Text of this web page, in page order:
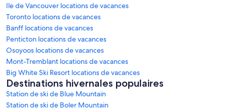
Ile de Vancouver locations de vacances
Toronto locations de vacances
Banff locations de vacances
Penticton locations de vacances
Osoyoos locations de vacances
Mont-Tremblant locations de vacances
Big White Ski Resort locations de vacances
Destinations hivernales populaires
Station de ski de Blue Mountain
Station de ski de Boler Mountain